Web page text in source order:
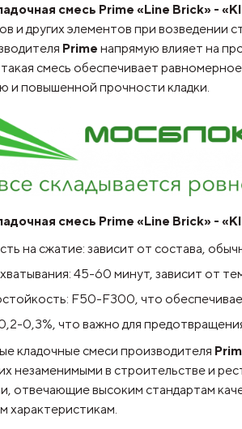
смесь Prime «Line Brick» -
и других элементов при возведении
Prime напрямую влияет на
смесь обеспечивает
и повышенной прочности кладки.
смесь Prime «Line Brick» -
на сжатие: зависит от состава,
45-60 минут, зависит от
F50-F300, что
0,3%, что важно для
кладочные смеси производителя
незаменимыми в строительстве и
отвечающие высоким стандартам
характеристикам.